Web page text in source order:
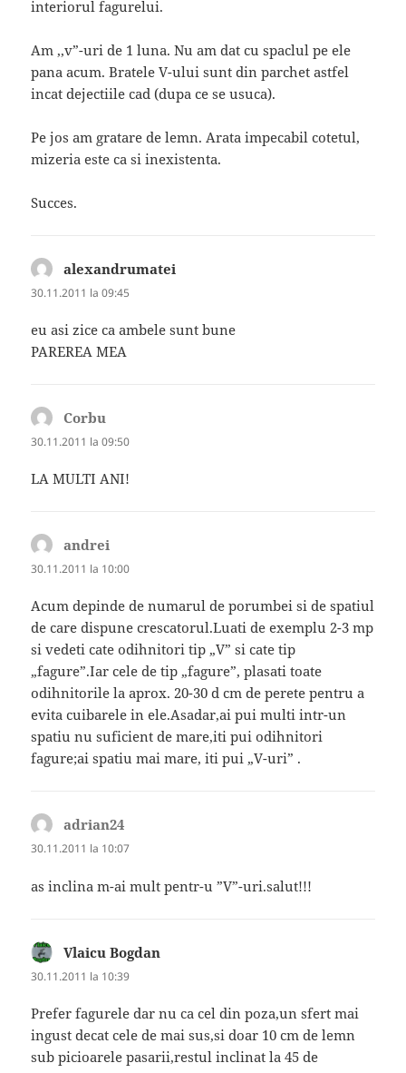
interiorul fagurelui.
Am ,,v”-uri de 1 luna. Nu am dat cu spaclul pe ele
pana acum. Bratele V-ului sunt din parchet astfel
incat dejectiile cad (dupa ce se usuca).
Pe jos am gratare de lemn. Arata impecabil cotetul,
mizeria este ca si inexistenta.
Succes.
alexandrumatei
30.11.2011 la 09:45
eu asi zice ca ambele sunt bune
PAREREA MEA
Corbu
30.11.2011 la 09:50
LA MULTI ANI!
andrei
30.11.2011 la 10:00
Acum depinde de numarul de porumbei si de spatiul
de care dispune crescatorul.Luati de exemplu 2-3 mp
si vedeti cate odihnitori tip „V” si cate tip
„fagure”.Iar cele de tip „fagure”, plasati toate
odihnitorile la aprox. 20-30 d cm de perete pentru a
evita cuibarele in ele.Asadar,ai pui multi intr-un
spatiu nu suficient de mare,iti pui odihnitori
fagure;ai spatiu mai mare, iti pui „V-uri” .
adrian24
30.11.2011 la 10:07
as inclina m-ai mult pentr-u ”V”-uri.salut!!!
Vlaicu Bogdan
30.11.2011 la 10:39
Prefer fagurele dar nu ca cel din poza,un sfert mai
ingust decat cele de mai sus,si doar 10 cm de lemn
sub picioarele pasarii,restul inclinat la 45 de